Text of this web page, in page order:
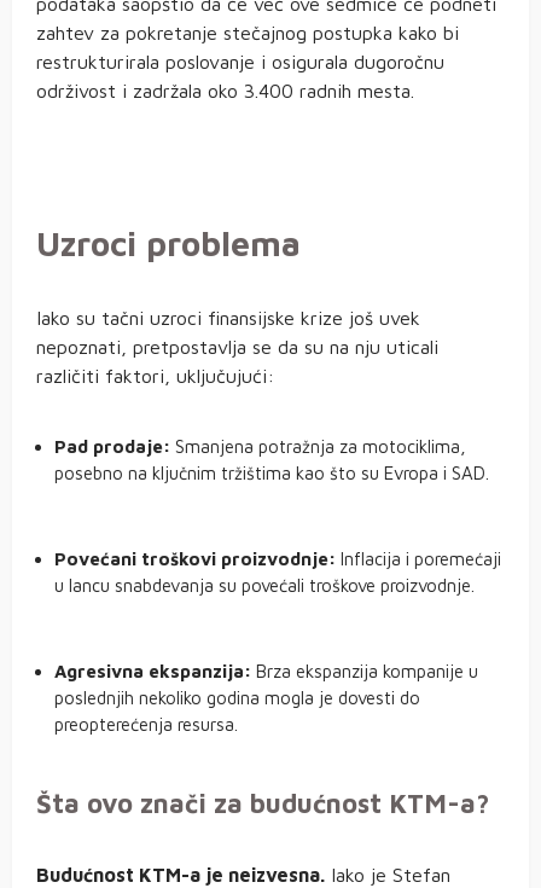
zahtev za pokretanje stečajnog postupka kako bi
restrukturirala poslovanje i osigurala dugoročnu
održivost i zadržala oko 3.400 radnih mesta.
Uzroci problema
Iako su tačni uzroci finansijske krize još uvek
nepoznati, pretpostavlja se da su na nju uticali
različiti faktori, uključujući:
Pad prodaje: Smanjena potražnja za motociklima,
posebno na ključnim tržištima kao što su Evropa i SAD.
Povećani troškovi proizvodnje: Inflacija i poremećaji
u lancu snabdevanja su povećali troškove proizvodnje.
Agresivna ekspanzija: Brza ekspanzija kompanije u
poslednjih nekoliko godina mogla je dovesti do
preopterećenja resursa.
Šta ovo znači za budućnost KTM-a?
Budućnost KTM-a je neizvesna. Iako je Stefan